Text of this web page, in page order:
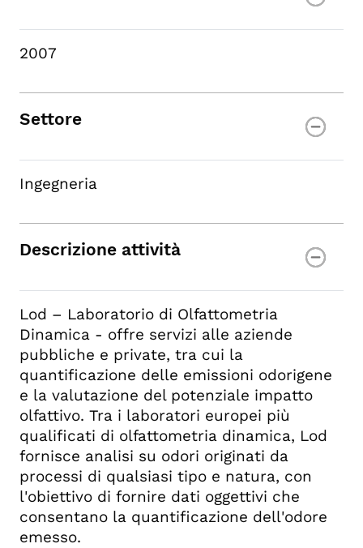
2007
Settore
Ingegneria
Descrizione attività
Lod – Laboratorio di Olfattometria
Dinamica - offre servizi alle aziende
pubbliche e private, tra cui la
quantificazione delle emissioni odorigene
e la valutazione del potenziale impatto
olfattivo. Tra i laboratori europei più
qualificati di olfattometria dinamica, Lod
fornisce analisi su odori originati da
processi di qualsiasi tipo e natura, con
l'obiettivo di fornire dati oggettivi che
consentano la quantificazione dell'odore
emesso.